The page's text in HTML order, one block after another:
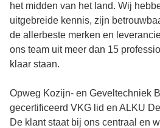
het midden van het land. Wij
uitgebreide kennis, zijn
de allerbeste merken en
ons team uit meer dan 15
klaar staan.
Opweg Kozijn- en Geveltechniek
gecertificeerd VKG lid en ALKU
De klant staat bij ons centraal en